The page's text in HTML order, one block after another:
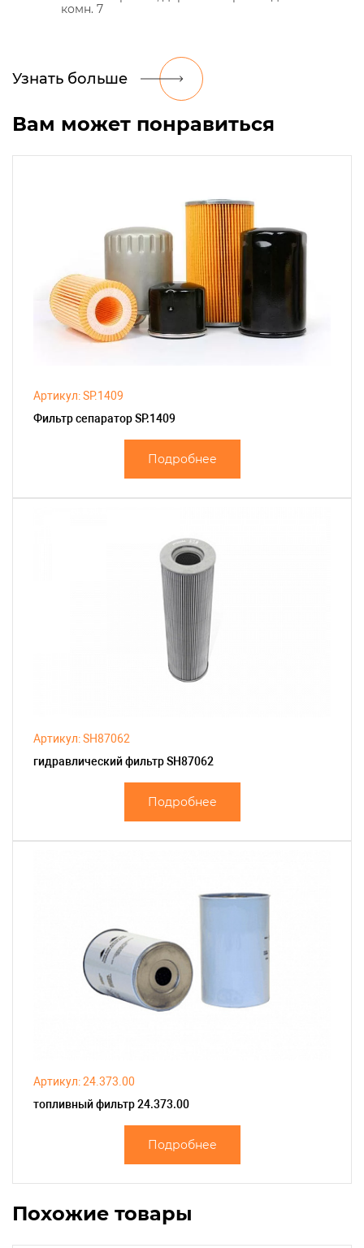
комн. 7
Узнать больше
Вам может понравиться
Артикул: SP.1409
Фильтр сепаратор SP.1409
Подробнее
Артикул: SH87062
гидравлический фильтр SH87062
Подробнее
Артикул: 24.373.00
топливный фильтр 24.373.00
Подробнее
Похожие товары